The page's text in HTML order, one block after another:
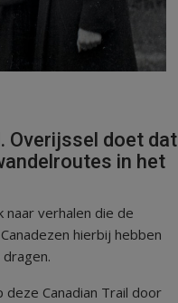
Overijssel doet dat
in het
naar verhalen die de
hierbij hebben
Canadian Trail door